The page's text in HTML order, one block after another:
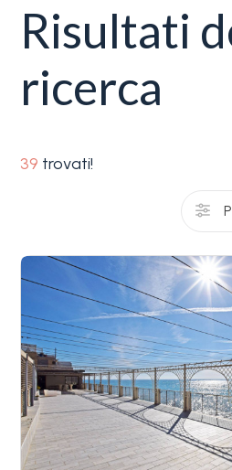
Risultati
ricerca
39 trovati!
servizi
La
Liguria
case
Contatti
Preferiti
(0)
Tipologia
-
Terreni
Prezzo